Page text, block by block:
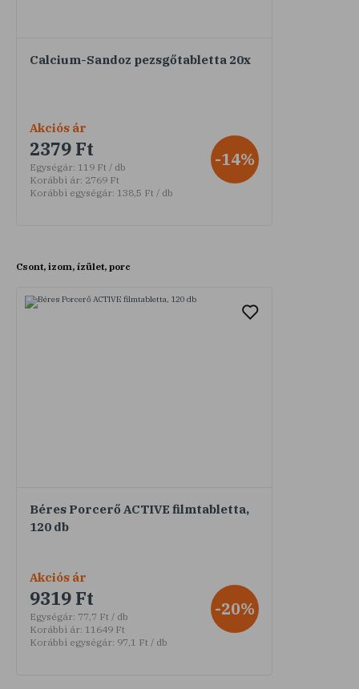
Calcium-Sandoz pezsgőtabletta 20x
Akciós ár
2379 Ft
Egységár: 119 Ft / db
Korábbi ár: 2769 Ft
Korábbi egységár: 138,5 Ft / db
-14%
Csont, izom, ízület, porc
Béres Porcerő ACTIVE filmtabletta,
120 db
Akciós ár
9319 Ft
Egységár: 77,7 Ft / db
Korábbi ár: 11649 Ft
Korábbi egységár: 97,1 Ft / db
-20%